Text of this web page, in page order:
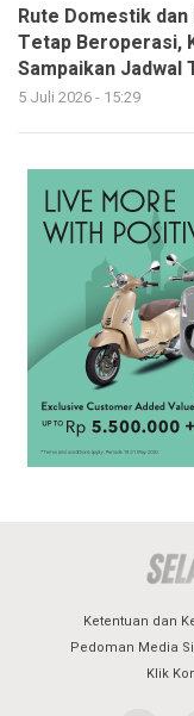
Rute Domestik
Tetap Beroperasi,
Sampaikan Jadwal
5 Juli 2026 - 15:29
Ketentuan dan
Pedoman Media
Klik